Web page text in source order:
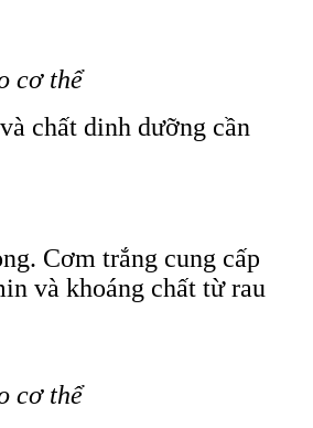
cơ thể
chất dinh dưỡng cần
Cơm trắng cung cấp
và khoáng chất từ rau
cơ thể